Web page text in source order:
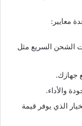
معايير:
الشحن السريع مثل
جهازك.
والأداء.
الذي يوفر قيمة